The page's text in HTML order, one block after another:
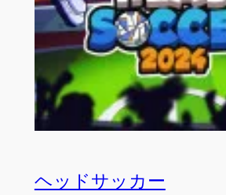
ヘッドサッカー